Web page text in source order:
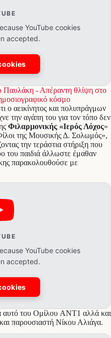
YouTube cookies
accepted.
ο αεικίνητος και πολυπράγμων
την αγάπη του για τον τόπο δεν
Φιλαρμονικής «Ιερός Λόχος»
της Μουσικής Δ. Σολωμός»,
την τεράστια στήριξη που
του παιδιά άλλωστε έμαθαν
παρακολουθούσε με
YouTube cookies
accepted.
αυτό του Ομίλου ANT1 αλλά και
παρουσιαστή Νίκου Αλιάγα.